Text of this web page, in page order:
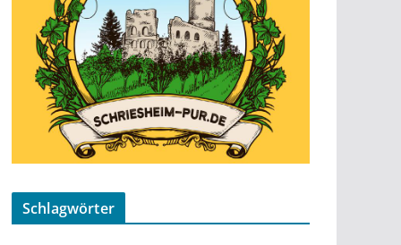
Schlagwörter